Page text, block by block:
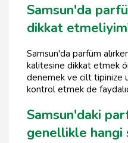
Samsun'da
dikkat
Samsun'da parfüm
kalitesine dikkat etmek
denemek ve cilt tipinize
kontrol etmek de
Samsun'daki
genellikle hangi